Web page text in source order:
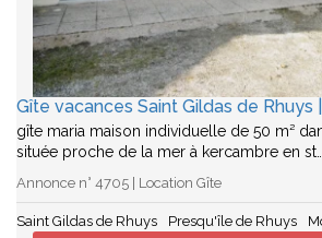
Gîte vacances Saint Gildas de Rhuys
gîte maria maison individuelle de 50 m²
située proche de la mer à kercambre en st…
Annonce n° 4705 | Location Gîte
Saint Gildas de Rhuys Presqu'île de Rhuys